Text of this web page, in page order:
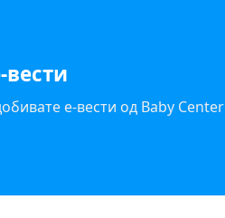
вести
е-вести од Baby Center